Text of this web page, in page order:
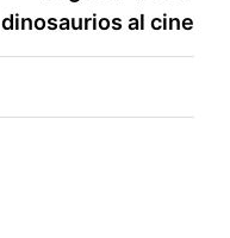
dinosaurios al cine